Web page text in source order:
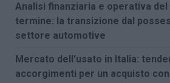
Analisi finanziaria e operativa
termine: la transizione dal
settore automotive
Mercato dell’usato in Italia:
accorgimenti per un acquisto